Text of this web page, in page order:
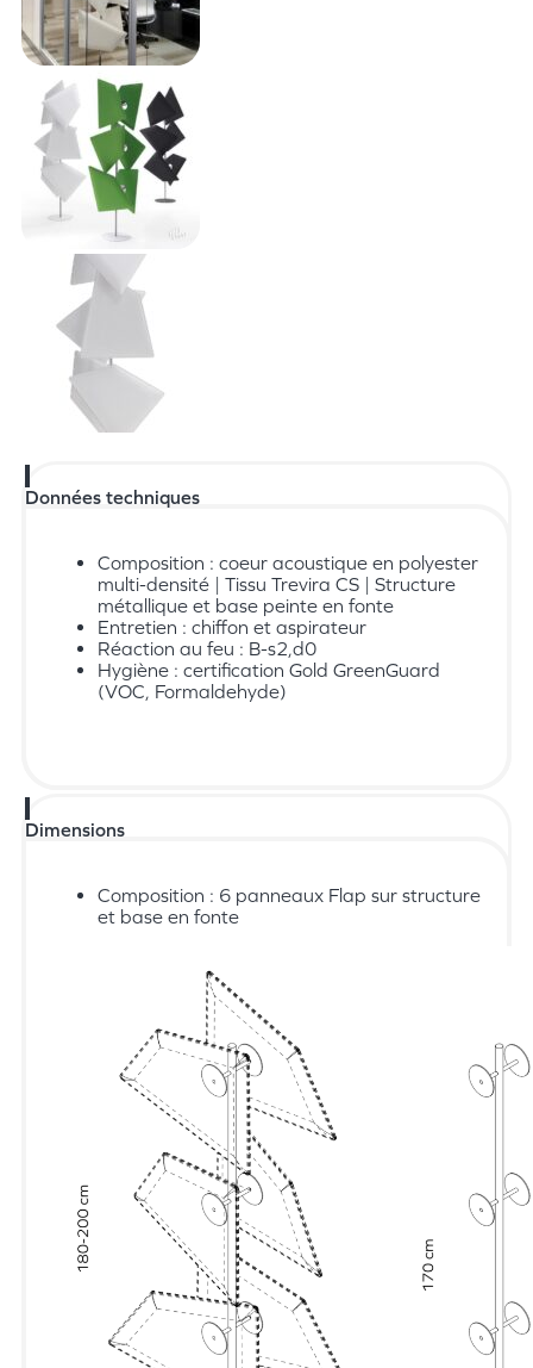
Données techniques
Composition : coeur acoustique en polyester
multi-densité | Tissu Trevira CS | Structure
métallique et base peinte en fonte
Entretien : chiffon et aspirateur
Réaction au feu : B-s2,d0
Hygiène : certification Gold GreenGuard
(VOC, Formaldehyde)
Dimensions
Composition : 6 panneaux Flap sur structure
et base en fonte